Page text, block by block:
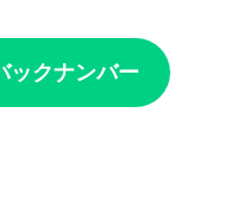
ックナンバー